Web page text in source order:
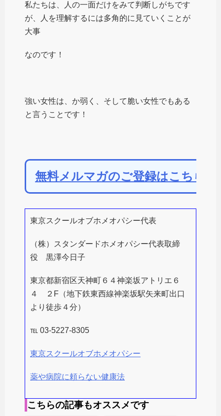
私たちは、人の一面だけをみて判断しがちです
が、人を理解するには多角的に見ていくことが
大事
なのです！
強い女性は、か弱く、そして脆い女性でもある
と言うことです！
無料メルマガのご登録はこちらか
東京スクールオブホメオパシー代表
（株）スタンダードホメオパシー代表取締
役 黒澤今日子
東京都新宿区天神町６４神楽坂アトリエ６
４ ２F（地下鉄東西線神楽坂駅矢来町出口
より徒歩４分）
℡ 03-5227-8305
東京スクールオブホメオパシー
薬や病院に頼らない健康法
こちらの記事もオススメです